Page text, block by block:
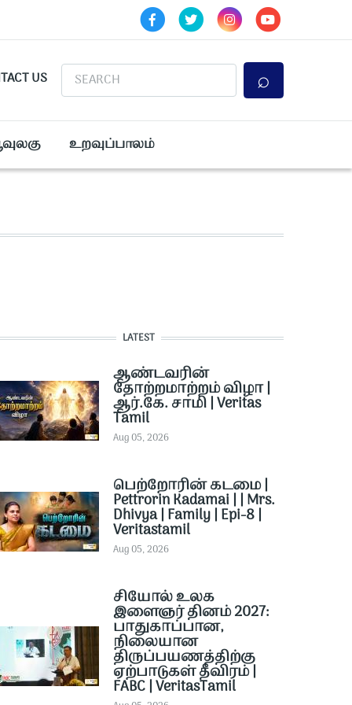
US Search
உறவுப்பாலம்
LATEST
ஆண்டவரின்
தோற்றமாற்றம் விழா |
ஆர்.கே. சாமி | Veritas
Tamil
Aug 05, 2026
பெற்றோரின் கடமை |
Pettrorin Kadamai | | Mrs.
Dhivya | Family | Epi-8 |
Veritastamil ​
Aug 05, 2026
சியோல் உலக
இளைஞர் தினம் 2027:
பாதுகாப்பான,
நிலையான
திருப்பயணத்திற்கு
ஏற்பாடுகள் தீவிரம் |
FABC | VeritasTamil